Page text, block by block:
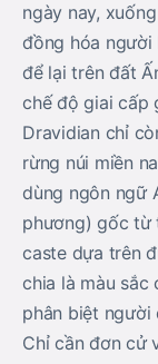
ngày nay,
đồng hóa người
để lại trên đất
chế độ giai cấp
Dravidian chỉ
rừng núi miền
dùng ngôn ngữ
phương) gốc từ
caste dựa trên
chia là màu sắc
phân biệt người
Chỉ cần đơn cử